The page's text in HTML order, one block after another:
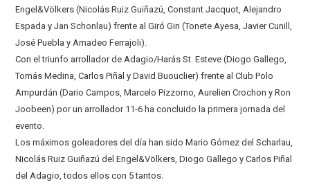
Engel&Völkers (Nicolás Ruiz Guiñazú, Constant Jacquot, Alejandro
Espada y Jan Schonlau) frente al Giró Gin (Tonete Ayesa, Javier Cunill,
José Puebla y Amadeo Ferrajoli).
Con el triunfo arrollador de Adagio/Harás St. Esteve (Diogo Gallego,
Tomás Medina, Carlos Piñal y David Buouclier) frente al Club Polo
Ampurdán (Dario Campos, Marcelo Pizzorno, Aurelien Crochon y Ron
Joobeen) por un arrollador 11-6 ha concluido la primera jornada del
evento.
Los máximos goleadores del día han sido Mario Gómez del Scharlau,
Nicolás Ruiz Guiñazú del Engel&Völkers, Diogo Gallego y Carlos Piñal
del Adagio, todos ellos con 5 tantos.